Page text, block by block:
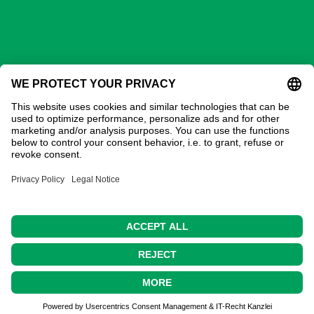
Kontakt
Adresse: Gechter GmbH
90587 Obermichelbach
© Copyright 2018 by Gechter GmbH. All Rights
Reserved.
Home Datenschutz AGB Impressum